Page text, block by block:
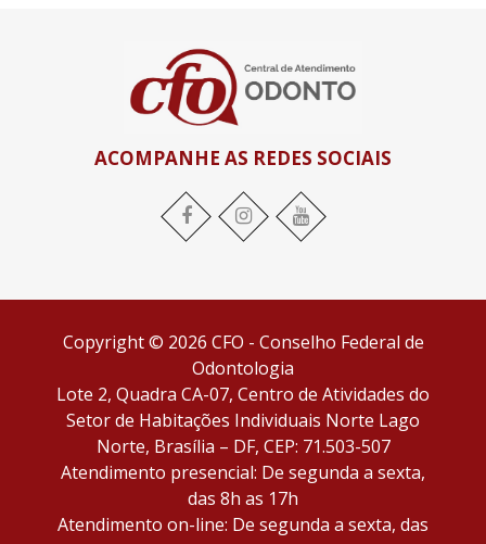
ACOMPANHE AS REDES SOCIAIS
Copyright © 2026 CFO - Conselho Federal de
Odontologia
Lote 2, Quadra CA-07, Centro de Atividades do
Setor de Habitações Individuais Norte Lago
Norte, Brasília – DF, CEP: 71.503-507
Atendimento presencial: De segunda a sexta,
das 8h as 17h
Atendimento on-line: De segunda a sexta, das